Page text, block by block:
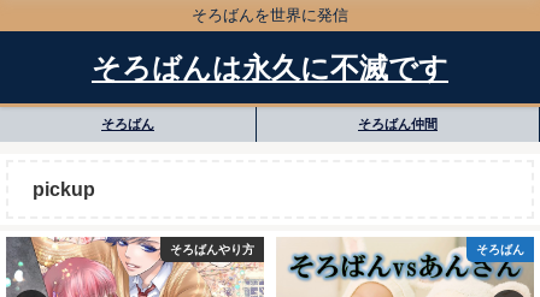
そろばんを世界に発信
そろばんは永久に不滅です
そろばん そろばん仲間
pickup
そろばんやり方 そろばん